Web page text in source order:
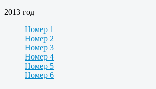
2013 год
Номер 1
Номер 2
Номер 3
Номер 4
Номер 5
Номер 6